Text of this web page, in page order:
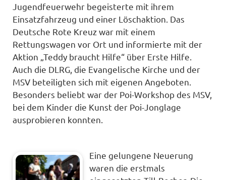
Jugendfeuerwehr begeisterte mit ihrem
Einsatzfahrzeug und einer Löschaktion. Das
Deutsche Rote Kreuz war mit einem
Rettungswagen vor Ort und informierte mit der
Aktion „Teddy braucht Hilfe“ über Erste Hilfe.
Auch die DLRG, die Evangelische Kirche und der
MSV beteiligten sich mit eigenen Angeboten.
Besonders beliebt war der Poi-Workshop des MSV,
bei dem Kinder die Kunst der Poi-Jonglage
ausprobieren konnten.
Eine gelungene Neuerung
waren die erstmals